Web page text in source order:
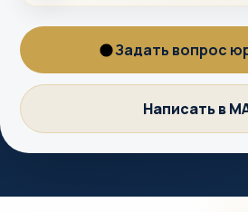
Вопрос
юристу
Задать вопрос
MAX
Написать в